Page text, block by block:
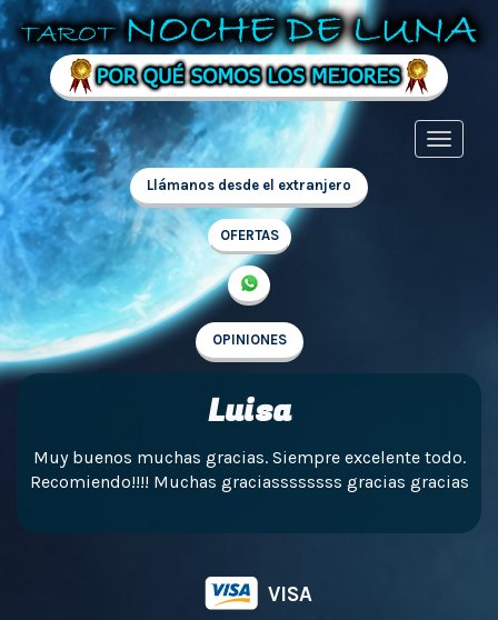
Llámanos desde el extranjero
OFERTAS
OPINIONES
Luisa
Muy buenos muchas gracias. Siempre excelente todo.
Recomiendo!!!! Muchas graciassssssss gracias gracias
VISA